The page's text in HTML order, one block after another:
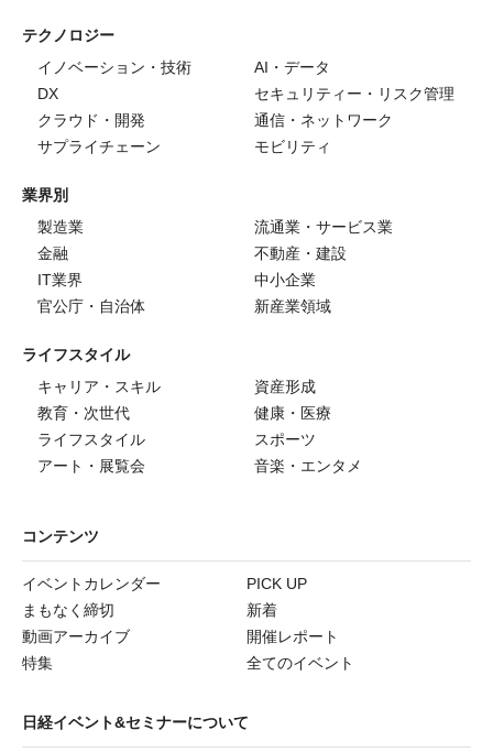
テクノロジー
イノベーション・技術
AI・データ
DX
セキュリティー・リスク管理
クラウド・開発
通信・ネットワーク
サプライチェーン
モビリティ
業界別
製造業
流通業・サービス業
金融
不動産・建設
IT業界
中小企業
官公庁・自治体
新産業領域
ライフスタイル
キャリア・スキル
資産形成
教育・次世代
健康・医療
ライフスタイル
スポーツ
アート・展覧会
音楽・エンタメ
コンテンツ
イベントカレンダー
PICK UP
まもなく締切
新着
動画アーカイブ
開催レポート
特集
全てのイベント
日経イベント&セミナーについて